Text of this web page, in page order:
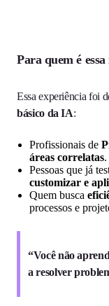
Para quem é
Essa experiência foi
básico da IA:
Profissionais de
áreas correlatas.
Pessoas que já
customizar e
Quem busca
processos e
“Você não
a resolver